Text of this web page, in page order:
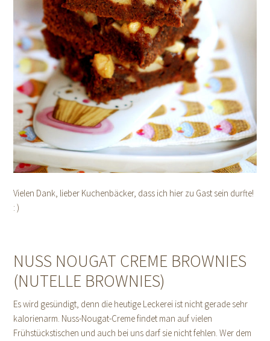
Vielen Dank, lieber Kuchenbäcker, dass ich hier zu Gast sein durfte!
: )
NUSS NOUGAT CREME BROWNIES
(NUTELLE BROWNIES)
Es wird gesündigt, denn die heutige Leckerei ist nicht gerade sehr
kalorienarm. Nuss-Nougat-Creme findet man auf vielen
Frühstückstischen und auch bei uns darf sie nicht fehlen. Wer dem